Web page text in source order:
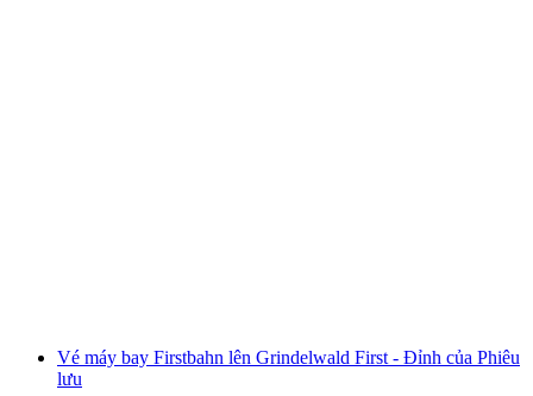
Vé máy bay Firstbahn lên Grindelwald First - Đỉnh của Phiêu
lưu